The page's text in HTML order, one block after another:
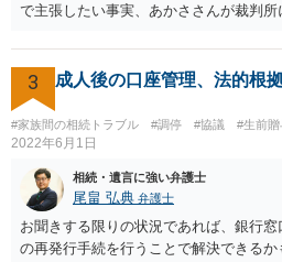
で主張したい事実、あかささんが裁判
ります。 もし、主張したい事実や考
資料を持っているようであれば、主張
し、お姉さんに見られたくないような
望に関する申出書」と共に提出すること
いた方が良い事と書かない方が良い事
立ての趣旨」のところに書いている遺
ば、まずそれを書くとよいです。 次に
なぜ調停を申し立てたのか(例えば、あ
決裂した、など)や亡くなった方・あか
きさつなどが書かれていると思うので
3 成人後の口座管理、法的根
#家族間の相続トラブル #調停 #協議 #生前贈
2022年6月1日
相続・遺言に強い弁護士
尾畠 弘典 弁護士
お聞きする限りの状況であれば、銀行
の再発行手続を行うことで解決できるか